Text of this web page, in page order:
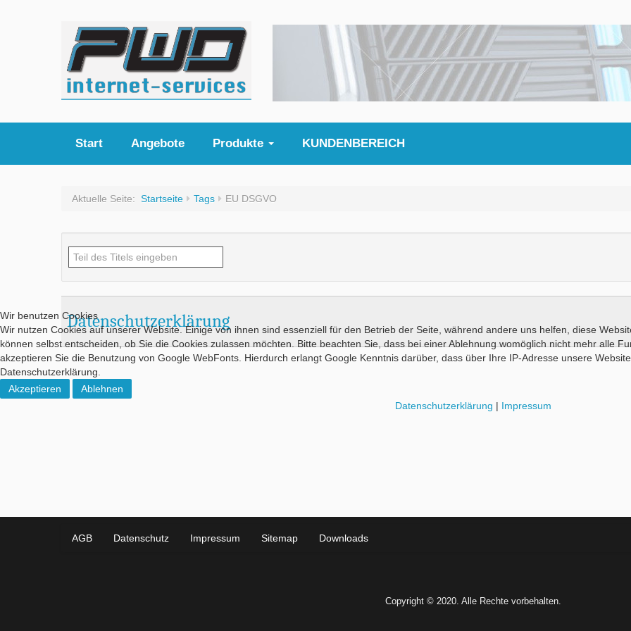
Start Angebote Produkte KUNDENBEREICH
Aktuelle Seite: Startseite Tags EU DSGVO
Datenschutzerklärung
AGB Datenschutz Impressum Sitemap Downloads
Copyright © 2020. Alle Rechte vorbehalten.
Wir benutzen Cookies
Wir nutzen Cookies auf unserer Website. Einige von ihnen sind essenziell für den Betrieb der Seite, während andere uns helfen, diese
können selbst entscheiden, ob Sie die Cookies zulassen möchten. Bitte beachten Sie, dass bei einer Ablehnung womöglich nicht mehr alle
akzeptieren Sie die Benutzung von Google WebFonts. Hierdurch erlangt Google Kenntnis darüber, dass über Ihre IP-Adresse unsere
Datenschutzerklärung.
Akzeptieren
Ablehnen
Datenschutzerklärung | Impressum